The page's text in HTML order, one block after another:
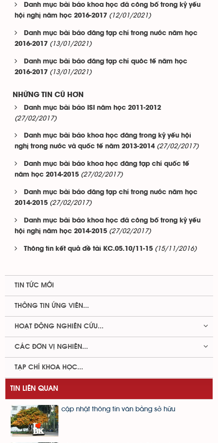
Danh mục bài báo khoa học đã công bố trong kỷ yếu
hội nghị năm học 2016-2017 (12/01/2021)
Danh mục bài báo đăng tạp chí trong nước năm học
2016-2017 (13/01/2021)
Danh mục bài báo đăng tạp chí quôc tế năm học
2016-2017 (13/01/2021)
NHỮNG TIN CŨ HƠN
Danh mục bài báo ISI năm học 2011-2012
(27/02/2017)
Danh mục bài báo khoa học đăng trong kỷ yếu hội
nghị trong nước và quốc tế năm 2013-2014 (27/02/2017)
Danh mục bài báo khoa học đăng tạp chí quốc tế
năm học 2014-2015 (27/02/2017)
Danh mục bài báo đăng tạp chí trong nước năm học
2014-2015 (27/02/2017)
Danh mục bài báo khoa học đã công bố trong kỷ yếu
hội nghị năm học 2014-2015 (27/02/2017)
Thông tin kết quả đề tài KC.05.10/11-15 (15/11/2016)
TIN TỨC MỚI
THÔNG TIN ỨNG VIÊN...
HOẠT ĐỘNG NGHIÊN CỨU...
CÁC ĐƠN VỊ NGHIÊN...
TẠP CHÍ KHOA HỌC...
TIN LIÊN QUAN
cập nhật thông tin văn bằng sở hữu